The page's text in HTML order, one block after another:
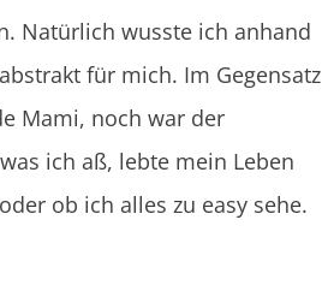
Natürlich wusste ich anhand
für mich. Im Gegensatz
Mami, noch war der
ich aß, lebte mein Leben
ob ich alles zu easy sehe.